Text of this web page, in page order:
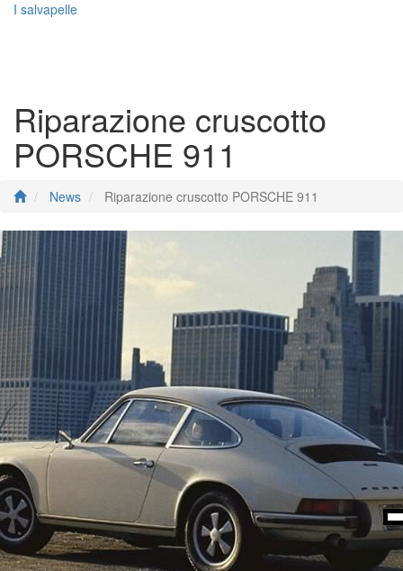
I salvapelle
Riparazione cruscotto
PORSCHE 911
News Riparazione cruscotto PORSCHE 911